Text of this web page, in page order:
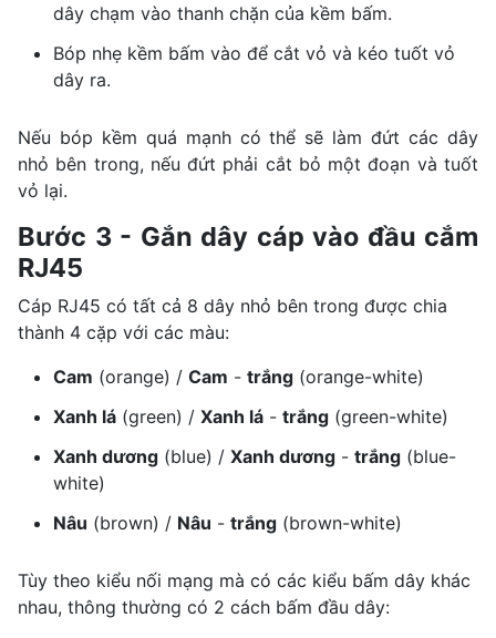
dây chạm vào thanh chặn của kềm bấm.
Bóp nhẹ kềm bấm vào để cắt vỏ và kéo tuốt vỏ
dây ra.
Nếu bóp kềm quá mạnh có thể sẽ làm đứt các dây
nhỏ bên trong, nếu đứt phải cắt bỏ một đoạn và tuốt
vỏ lại.
Bước 3 - Gắn dây cáp vào đầu cắm
RJ45
Cáp RJ45 có tất cả 8 dây nhỏ bên trong được chia
thành 4 cặp với các màu:
Cam (orange) / Cam - trắng (orange-white)
Xanh lá (green) / Xanh lá - trắng (green-white)
Xanh dương (blue) / Xanh dương - trắng (blue-
white)
Nâu (brown) / Nâu - trắng (brown-white)
Tùy theo kiểu nối mạng mà có các kiểu bấm dây khác
nhau, thông thường có 2 cách bấm đầu dây: